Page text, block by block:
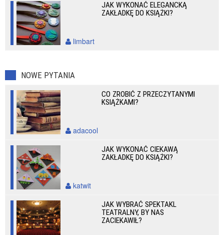
JAK WYKONAĆ ELEGANCKĄ
ZAKŁADKĘ DO KSIĄŻKI?
limbart
NOWE PYTANIA
CO ZROBIĆ Z PRZECZYTANYMI
KSIĄŻKAMI?
adacool
JAK WYKONAĆ CIEKAWĄ
ZAKŁADKĘ DO KSIĄŻKI?
katwit
JAK WYBRAĆ SPEKTAKL
TEATRALNY, BY NAS
ZACIEKAWIŁ?